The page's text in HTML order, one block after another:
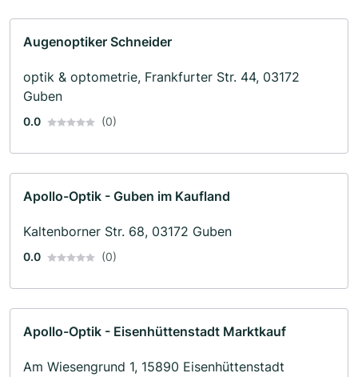
Augenoptiker Schneider
optik & optometrie, Frankfurter Str. 44, 03172
Guben
0.0 (0)
Apollo-Optik - Guben im Kaufland
Kaltenborner Str. 68, 03172 Guben
0.0 (0)
Apollo-Optik - Eisenhüttenstadt Marktkauf
Am Wiesengrund 1, 15890 Eisenhüttenstadt